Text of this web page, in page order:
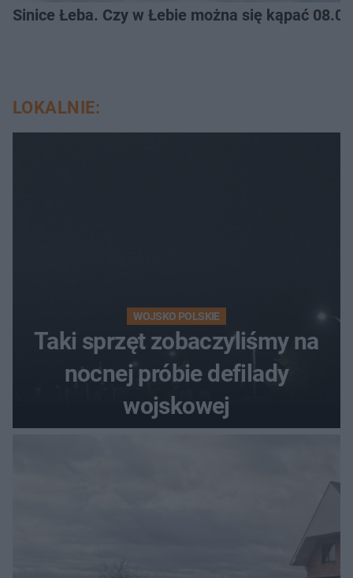
Sinice Łeba. Czy w Łebie można się kąpać
LOKALNIE:
WOJSKO POLSKIE
Taki sprzęt zobaczyliśmy na
nocnej próbie defilady
wojskowej